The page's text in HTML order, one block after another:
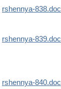
rshennya-838.doc
rshennya-839.doc
rshennya-840.doc